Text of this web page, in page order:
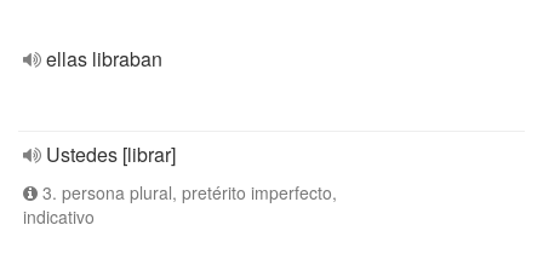
ellas libraban
Ustedes [librar]
3. persona plural, pretérito imperfecto,
indicativo